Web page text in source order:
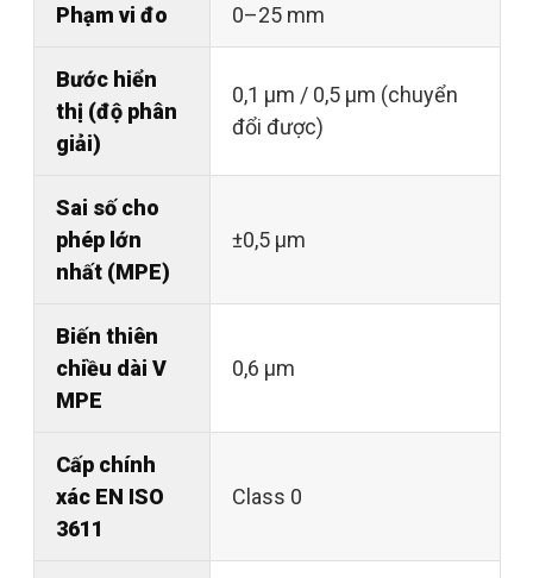
Phạm vi đo 0–25 mm
Bước hiển
thị (độ phân
giải)
0,1 µm / 0,5 µm (chuyển
đổi được)
Sai số cho
phép lớn
nhất (MPE)
±0,5 µm
Biến thiên
chiều dài V
MPE
0,6 µm
Cấp chính
xác EN ISO
3611
Class 0